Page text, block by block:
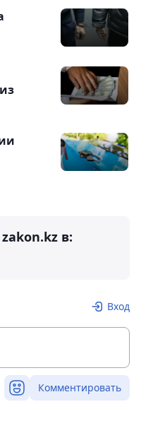
в:
Вход
Комментировать